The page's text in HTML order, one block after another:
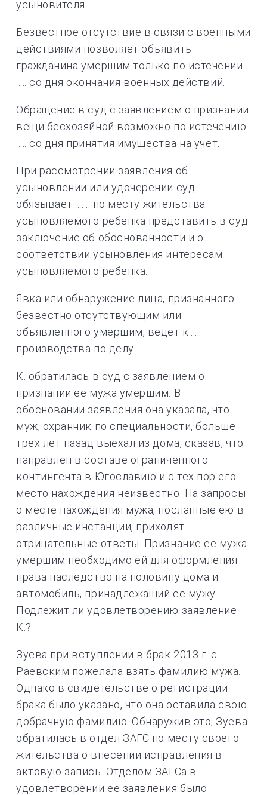
усыновителя.
Безвестное отсутствие в связи с военными
действиями позволяет объявить
гражданина умершим только по истечении
..... со дня окончания военных действий.
Обращение в суд с заявлением о признании
вещи бесхозяйной возможно по истечению
..... со дня принятия имущества на учет.
При рассмотрении заявления об
усыновлении или удочерении суд
обязывает ....... по месту жительства
усыновляемого ребенка представить в суд
заключение об обоснованности и о
соответствии усыновления интересам
усыновляемого ребенка.
Явка или обнаружение лица, признанного
безвестно отсутствующим или
объявленного умершим, ведет к......
производства по делу.
К. обратилась в суд с заявлением о
признании ее мужа умершим. В
обосновании заявления она указала, что
муж, охранник по специальности, больше
трех лет назад выехал из дома, сказав, что
направлен в составе ограниченного
контингента в Югославию и с тех пор его
место нахождения неизвестно. На запросы
о месте нахождения мужа, посланные ею в
различные инстанции, приходят
отрицательные ответы. Признание ее мужа
умершим необходимо ей для оформления
права наследство на половину дома и
автомобиль, принадлежащий ее мужу.
Подлежит ли удовлетворению заявление
К.?
Зуева при вступлении в брак 2013 г. с
Раевским пожелала взять фамилию мужа.
Однако в свидетельстве о регистрации
брака было указано, что она оставила свою
добрачную фамилию. Обнаружив это, Зуева
обратилась в отдел ЗАГС по месту своего
жительства о внесении исправления в
актовую запись. Отделом ЗАГСа в
удовлетворении ее заявления было